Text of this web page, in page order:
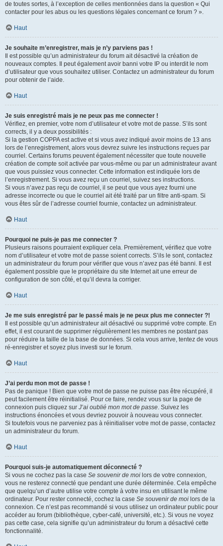
de toutes sortes, à l’exception de celles mentionnées dans la question « Qui
contacter pour les abus ou les questions légales concernant ce forum ? ».
Haut
Je souhaite m’enregistrer, mais je n’y parviens pas !
Il est possible qu’un administrateur du forum ait désactivé la création de
nouveaux comptes. Il peut également avoir banni votre IP ou interdit le nom
d’utilisateur que vous souhaitez utiliser. Contactez un administrateur du forum
pour obtenir de l’aide.
Haut
Je suis enregistré mais je ne peux pas me connecter !
Vérifiez, en premier, votre nom d’utilisateur et votre mot de passe. S’ils sont
corrects, il y a deux possibilités :
Si la gestion COPPA est active et si vous avez indiqué avoir moins de 13 ans
lors de l’enregistrement, alors vous devrez suivre les instructions reçues par
courriel. Certains forums peuvent également nécessiter que toute nouvelle
création de compte soit activée par vous-même ou par un administrateur avant
que vous puissiez vous connecter. Cette information est indiquée lors de
l’enregistrement. Si vous avez reçu un courriel, suivez ses instructions.
Si vous n’avez pas reçu de courriel, il se peut que vous ayez fourni une
adresse incorrecte ou que le courriel ait été traité par un filtre anti-spam. Si
vous êtes sûr de l’adresse courriel fournie, contactez un administrateur.
Haut
Pourquoi ne puis-je pas me connecter ?
Plusieurs raisons pourraient expliquer cela. Premièrement, vérifiez que votre
nom d’utilisateur et votre mot de passe soient corrects. S’ils le sont, contactez
un administrateur du forum pour vérifier que vous n’avez pas été banni. Il est
également possible que le propriétaire du site Internet ait une erreur de
configuration de son côté, et qu’il devra la corriger.
Haut
Je me suis enregistré par le passé mais je ne peux plus me connecter ?!
Il est possible qu’un administrateur ait désactivé ou supprimé votre compte. En
effet, il est courant de supprimer régulièrement les membres ne postant pas
pour réduire la taille de la base de données. Si cela vous arrive, tentez de vous
ré-enregistrer et soyez plus investi sur le forum.
Haut
J’ai perdu mon mot de passe !
Pas de panique ! Bien que votre mot de passe ne puisse pas être récupéré, il
peut facilement être réinitialisé. Pour ce faire, rendez vous sur la page de
connexion puis cliquez sur J’ai oublié mon mot de passe. Suivez les
instructions énoncées et vous devriez pouvoir à nouveau vous connecter.
Si toutefois vous ne parveniez pas à réinitialiser votre mot de passe, contactez
un administrateur du forum.
Haut
Pourquoi suis-je automatiquement déconnecté ?
Si vous ne cochez pas la case Se souvenir de moi lors de votre connexion,
vous ne resterez connecté que pendant une durée déterminée. Cela empêche
que quelqu’un d’autre utilise votre compte à votre insu en utilisant le même
ordinateur. Pour rester connecté, cochez la case Se souvenir de moi lors de la
connexion. Ce n’est pas recommandé si vous utilisez un ordinateur public pour
accéder au forum (bibliothèque, cyber-café, université, etc.). Si vous ne voyez
pas cette case, cela signifie qu’un administrateur du forum a désactivé cette
fonctionnalité.